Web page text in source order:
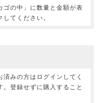
ゴの中」に数量と金額が表
てください。
済みの方はログインしてく
登録せずに購入すること